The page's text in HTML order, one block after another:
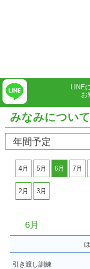
LINE
お
みなみについて
年間予定
4月 5月 6月 7月
2月 3月
6月
引き渡し訓練